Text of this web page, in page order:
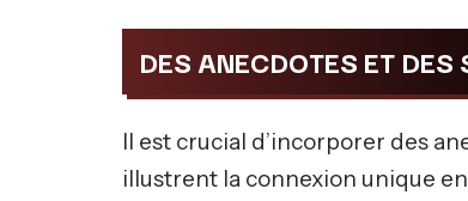
DES ANECDOTES ET
Il est crucial d’incorporer des
illustrent la connexion unique